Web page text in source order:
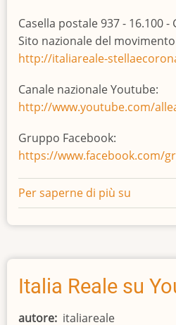
Casella postale 937 - 16.100
Sito nazionale del
http://italiareale-
Canale nazionale Youtube:
http://www.youtube.com/
Gruppo Facebook:
https://www.facebook.com/
Per saperne di più su
Italia Reale su
autore italiareale